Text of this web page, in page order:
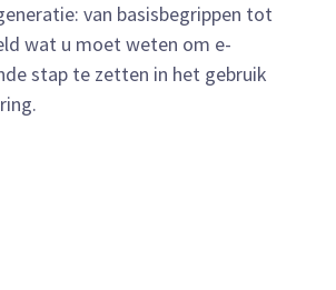
van basisbegrippen tot
wat u moet weten om e-
stap te zetten in het gebruik